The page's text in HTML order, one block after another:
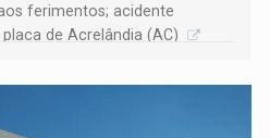
ferimentos; acidente
de Acrelândia (AC)